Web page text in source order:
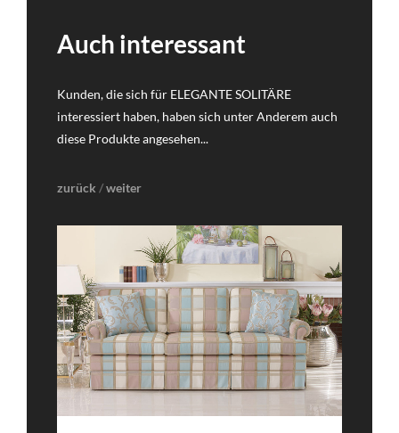
Auch interessant
Kunden, die sich für ELEGANTE SOLITÄRE
interessiert haben, haben sich unter Anderem auch
diese Produkte angesehen...
zurück /weiter
DETAILS